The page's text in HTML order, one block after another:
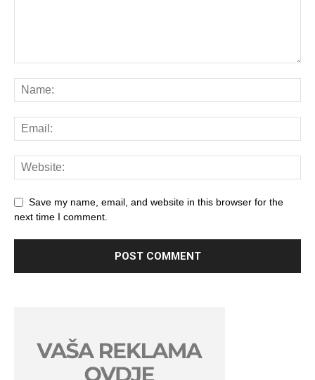
Save my name, email, and website in this browser for the
next time I comment.